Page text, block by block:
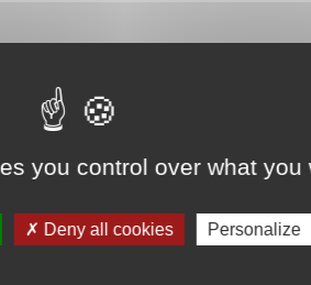
you control over what you
Deny all cookies Personalize